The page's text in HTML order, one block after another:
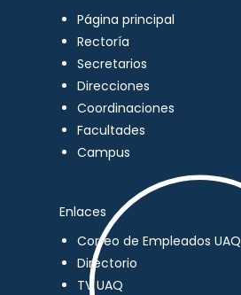
Página principal
Rectoría
Secretarios
Direcciones
Coordinaciones
Facultades
Campus
Enlaces
Correo de Empleados UAQ
Directorio
TV UAQ